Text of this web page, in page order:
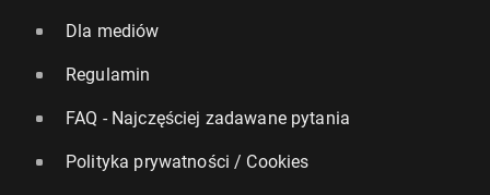
Dla mediów
Regulamin
FAQ - Najczęściej zadawane pytania
Polityka prywatności / Cookies